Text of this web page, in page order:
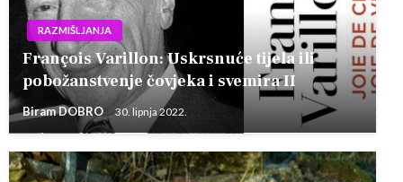
RAZMIŠLJANJA
François Varillon: Uskrsnuće tijela ili
pobožanstvenje čovjeka i svemira II
Biram DOBRO 30. lipnja 2022.